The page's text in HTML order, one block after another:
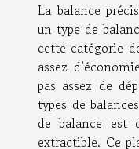
La balance
un type de
cette catégorie
assez
pas assez de
types de
de balance est
extractible. Ce